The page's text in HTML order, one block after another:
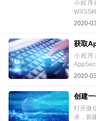
小程序
WXSS
2020-
获取
小程序
2020-
创建
打开微
录，新